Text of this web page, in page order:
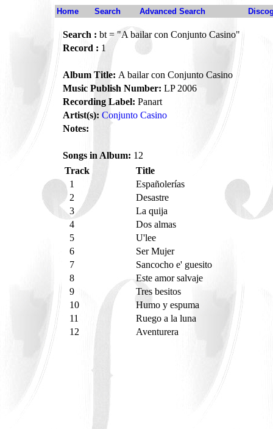
Home Search Advanced Search
Search : bt = "A bailar con Conjunto Casino"
Record : 1
Album Title: A bailar con Conjunto Casino
Music Publish Number: LP 2006
Recording Label: Panart
Artist(s): Conjunto Casino
Notes:
Songs in Album: 12
Track
Title
1
Españolerías
2
Desastre
3
La quija
4
Dos almas
5
U'lee
6
Ser Mujer
7
Sancocho e' guesito
8
Este amor salvaje
9
Tres besitos
10
Humo y espuma
11
Ruego a la luna
12
Aventurera